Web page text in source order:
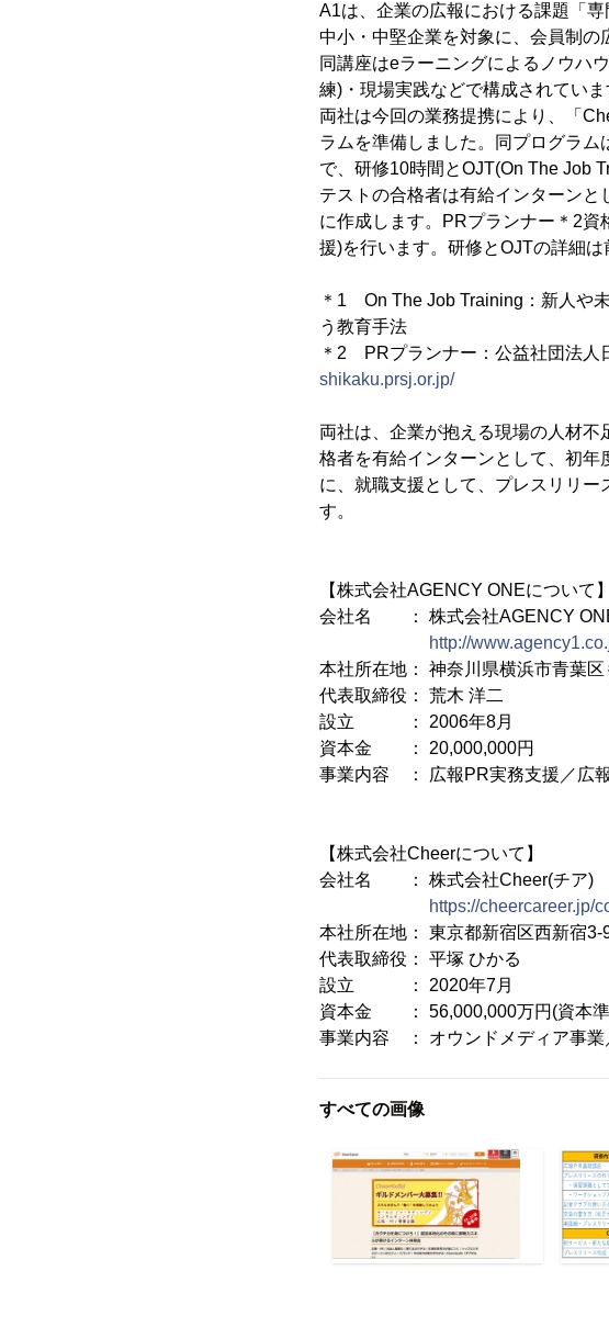
A1は、企業の広報における課題「
中小・中堅企業を対象に、会員制の
同講座はeラーニングによるノウハ
練)・現場実践などで構成されていま
両社は今回の業務提携により、「
ラムを準備しました。同プログラ
で、研修10時間とOJT(On The Job
テストの合格者は有給インターン
に作成します。PRプランナー＊2
援)を行います。研修とOJTの詳細は
＊1 On The Job Training：新人や
う教育手法
＊2 PRプランナー：公益社団法人
shikaku.prsj.or.jp/
両社は、企業が抱える現場の人材
格者を有給インターンとして、初
に、就職支援として、プレスリリ
す。
【株式会社AGENCY ONEについて】
会社名 ： 株式会社AGENCY
http://
本社所在地： 神奈川県横浜市青葉
代表取締役： 荒木 洋二
設立 ： 2006年8月
資本金 ： 20,000,000円
事業内容 ： 広報PR実務支援／広
【株式会社Cheerについて】
会社名 ： 株式会社Cheer(チア)
https://cheercareer.jp/
本社所在地： 東京都新宿区西新宿
代表取締役： 平塚 ひかる
設立 ： 2020年7月
資本金 ： 56,000,000万円(資本準
事業内容 ： オウンドメディア事業
すべての画像